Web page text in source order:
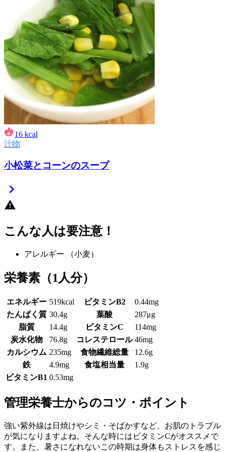
16 kcal
汁物
小松菜とコーンのスープ
こんな人は要注意！
アレルギー （小麦）
栄養素 （1人分）
エネルギー 519kcal ビタミンB2
0.44mg
たんぱく質 30.4g 葉酸
287μg
脂質
14.4g ビタミンC
114mg
炭水化物
76.8g コレステロール 46mg
カルシウム 235mg 食物繊維総量
12.6g
鉄
4.9mg 食塩相当量
1.9g
ビタミンB1 0.53mg
管理栄養士からのコツ・ポイント
強い紫外線は日焼けやシミ・そばかすなど、お肌のトラブル
が気になりますよね。そんな時にはビタミンCがオススメで
す。また、暑さになれないこの時期は身体もストレスを感じ